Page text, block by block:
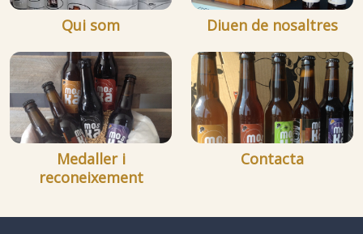
Qui som Diuen de nosaltres
Medaller i
reconeixement
Contacta